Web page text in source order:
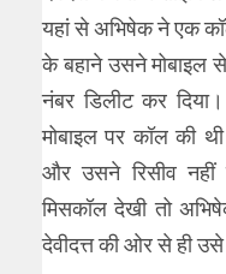
यहां से अभिषेक ने एक
के बहाने उसने मोबाइल
नंबर डिलीट कर
मोबाइल पर कॉल की
और उसने रिसीव नहीं
मिसकॉल देखी तो
देवीदत्त की ओर से ही